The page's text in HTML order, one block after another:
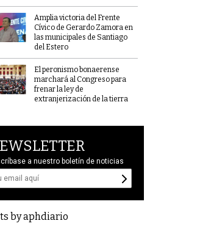
Amplia victoria del Frente
Cívico de Gerardo Zamora en
las municipales de Santiago
del Estero
El peronismo bonaerense
marchará al Congreso para
frenar la ley de
extranjerización de la tierra
a nuestro boletín de noticias
by aphdiario